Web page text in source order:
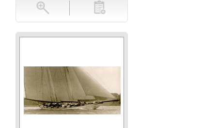
toevoegen